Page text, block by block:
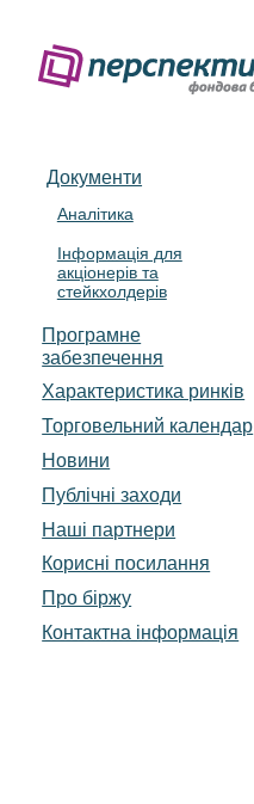
Документи
Аналітика
Інформація для
акціонерів та
стейкхолдерів
Програмне
забезпечення
Характеристика pинків
Торговельний календар
Новини
Публічні заходи
Наші партнери
Корисні посилання
Про біржу
Контактна інформація